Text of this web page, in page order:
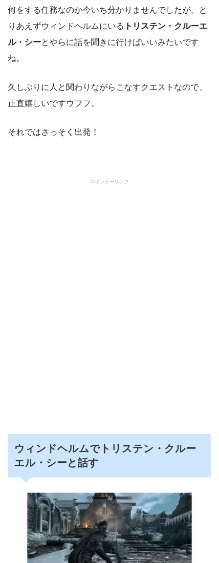
何をする任務なのか今いち分かりませんでしたが、と
りあえずウィンドヘルムにいる トリステン・クルーエ
ル・シーとやらに話を聞きに行けばいいみたいです
ね。
久しぶりに人と関わりながらこなすクエストなので、
正直嬉しいですウフフ。
それではさっそく出発！
スポンサーリンク
ウィンドヘルムでトリステン・クルー
エル・シーと話す